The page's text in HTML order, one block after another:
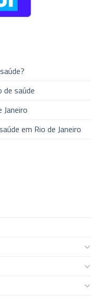
de saúde
Janeiro
em Rio de Janeiro